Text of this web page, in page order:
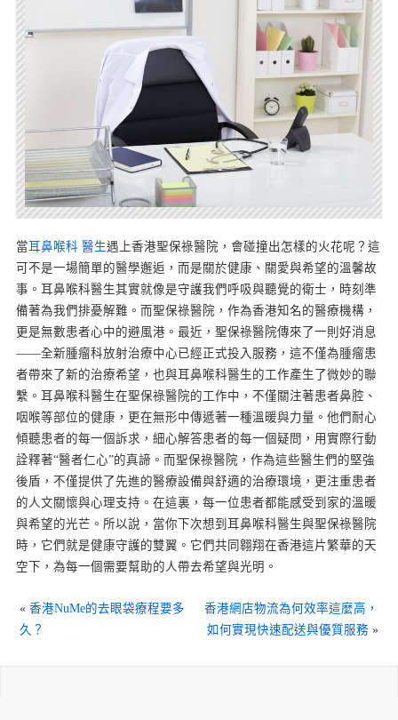
當耳鼻喉科 醫生遇上香港聖保祿醫院，會碰撞出怎樣的火花呢？這
可不是一場簡單的醫學邂逅，而是關於健康、關愛與希望的溫馨故
事。耳鼻喉科醫生其實就像是守護我們呼吸與聽覺的衛士，時刻準
備著為我們排憂解難。而聖保祿醫院，作為香港知名的醫療機構，
更是無數患者心中的避風港。最近，聖保祿醫院傳來了一則好消息
——全新腫瘤科放射治療中心已經正式投入服務，這不僅為腫瘤患
者帶來了新的治療希望，也與耳鼻喉科醫生的工作產生了微妙的聯
繫。耳鼻喉科醫生在聖保祿醫院的工作中，不僅關注著患者鼻腔、
咽喉等部位的健康，更在無形中傳遞著一種溫暖與力量。他們耐心
傾聽患者的每一個訴求，細心解答患者的每一個疑問，用實際行動
詮釋著“醫者仁心”的真諦。而聖保祿醫院，作為這些醫生們的堅強
後盾，不僅提供了先進的醫療設備與舒適的治療環境，更注重患者
的人文關懷與心理支持。在這裏，每一位患者都能感受到家的溫暖
與希望的光芒。所以說，當你下次想到耳鼻喉科醫生與聖保祿醫院
時，它們就是健康守護的雙翼。它們共同翱翔在香港這片繁華的天
空下，為每一個需要幫助的人帶去希望與光明。
«香港NuMe的去眼袋療程要多
久？
香港網店物流為何效率這麼高，
如何實現快速配送與優質服務 »